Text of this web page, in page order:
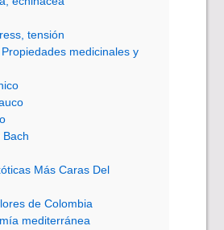
tensión
medicinales y
Bach
Más Caras Del
de Colombia
mediterránea